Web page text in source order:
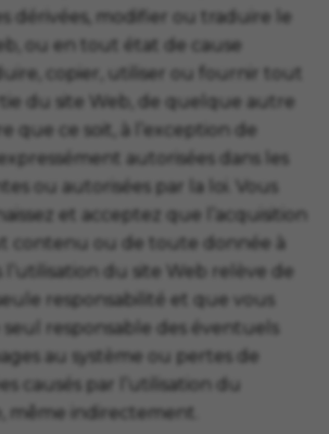
dérivées, modifier ou traduire le
ou en tout état de cause
copier, utiliser ou fournir tout
du site Web, de quelque autre
que ce soit, à l’exception de
expressément autorisées dans les
ou autorisées par la loi. Vous
et acceptez que l’acquisition
contenu ou de toute donnée à
l’utilisation du site Web relève de
responsabilité et que vous
seul responsable des éventuels
au système ou pertes de
causés par l’utilisation du
même indirectement.